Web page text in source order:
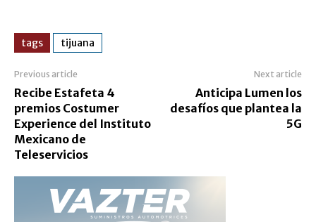
tags tijuana
Previous article
Recibe Estafeta 4
premios Costumer
Experience del Instituto
Mexicano de
Teleservicios
Next article
Anticipa Lumen los
desafíos que plantea la
5G